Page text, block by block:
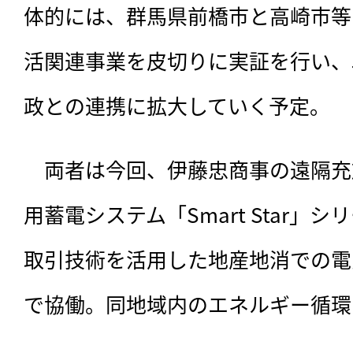
体的には、群馬県前橋市と高崎市
活関連事業を皮切りに実証を行い
政との連携に拡大していく予定。
両者は今回、伊藤忠商事の遠隔
用蓄電システム「Smart Star」シ
取引技術を活用した地産地消での
で協働。同地域内のエネルギー循